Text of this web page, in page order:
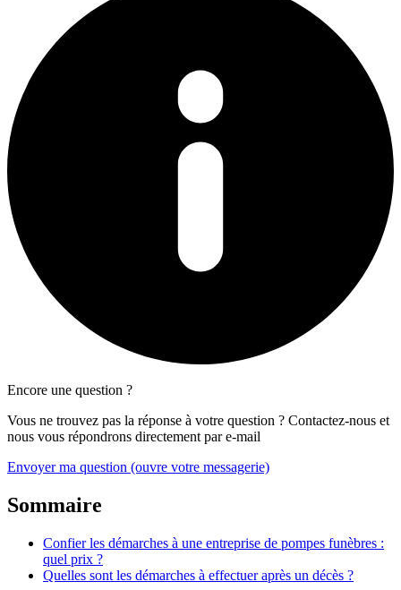
Encore une question ?
Vous ne trouvez pas la réponse à votre question ? Contactez-nous et
nous vous répondrons directement par e-mail
Envoyer ma question (ouvre votre messagerie)
Sommaire
Confier les démarches à une entreprise de pompes funèbres :
quel prix ?
Quelles sont les démarches à effectuer après un décès ?